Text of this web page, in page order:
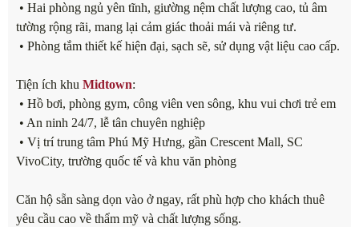
• Hai phòng ngủ yên tĩnh, giường nệm chất lượng cao, tủ âm
tường rộng rãi, mang lại cảm giác thoải mái và riêng tư.
• Phòng tắm thiết kế hiện đại, sạch sẽ, sử dụng vật liệu cao cấp.
Tiện ích khu Midtown:
• Hồ bơi, phòng gym, công viên ven sông, khu vui chơi trẻ em
• An ninh 24/7, lễ tân chuyên nghiệp
• Vị trí trung tâm Phú Mỹ Hưng, gần Crescent Mall, SC
VivoCity, trường quốc tế và khu văn phòng
Căn hộ sẵn sàng dọn vào ở ngay, rất phù hợp cho khách thuê
yêu cầu cao về thẩm mỹ và chất lượng sống.